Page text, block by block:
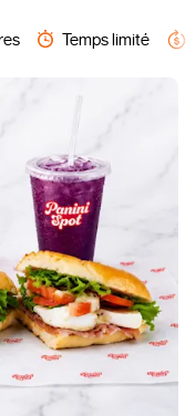
Temps limité